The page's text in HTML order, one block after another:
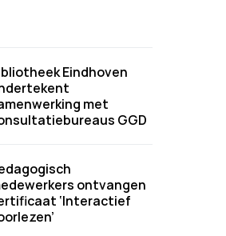
Eindhoven
met
GGD
ontvangen
‘Interactief